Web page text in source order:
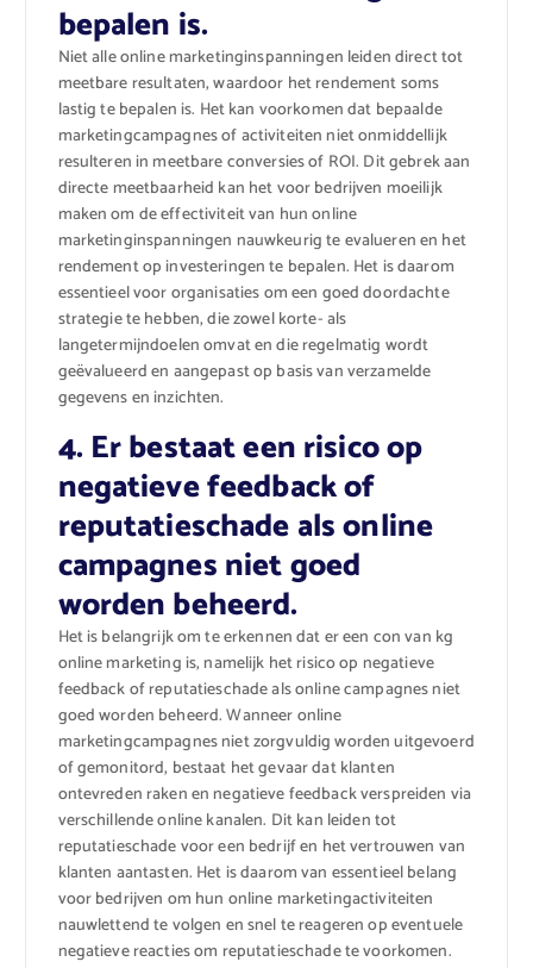
bepalen is.
Niet alle online marketinginspanningen leiden direct tot
meetbare resultaten, waardoor het rendement soms
lastig te bepalen is. Het kan voorkomen dat bepaalde
marketingcampagnes of activiteiten niet onmiddellijk
resulteren in meetbare conversies of ROI. Dit gebrek aan
directe meetbaarheid kan het voor bedrijven moeilijk
maken om de effectiviteit van hun online
marketinginspanningen nauwkeurig te evalueren en het
rendement op investeringen te bepalen. Het is daarom
essentieel voor organisaties om een goed doordachte
strategie te hebben, die zowel korte- als
langetermijndoelen omvat en die regelmatig wordt
geëvalueerd en aangepast op basis van verzamelde
gegevens en inzichten.
4. Er bestaat een risico op
negatieve feedback of
reputatieschade als online
campagnes niet goed
worden beheerd.
Het is belangrijk om te erkennen dat er een con van kg
online marketing is, namelijk het risico op negatieve
feedback of reputatieschade als online campagnes niet
goed worden beheerd. Wanneer online
marketingcampagnes niet zorgvuldig worden uitgevoerd
of gemonitord, bestaat het gevaar dat klanten
ontevreden raken en negatieve feedback verspreiden via
verschillende online kanalen. Dit kan leiden tot
reputatieschade voor een bedrijf en het vertrouwen van
klanten aantasten. Het is daarom van essentieel belang
voor bedrijven om hun online marketingactiviteiten
nauwlettend te volgen en snel te reageren op eventuele
negatieve reacties om reputatieschade te voorkomen.